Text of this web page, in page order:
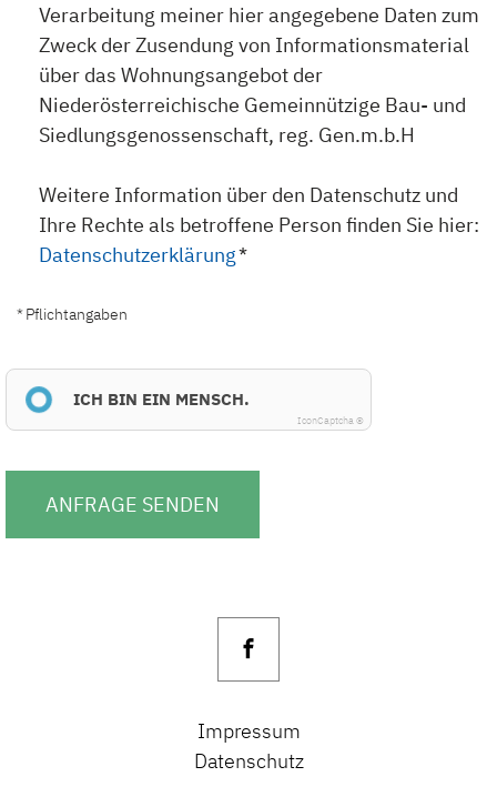
Verarbeitung meiner hier angegebene Daten zum
Zweck der Zusendung von Informationsmaterial
über das Wohnungsangebot der
Niederösterreichische Gemeinnützige Bau- und
Siedlungsgenossenschaft, reg. Gen.m.b.H
Weitere Information über den Datenschutz und
Ihre Rechte als betroffene Person finden Sie hier:
Datenschutzerklärung*
* Pflichtangaben
ANFRAGE SENDEN
ICH BIN EIN MENSCH.
IconCaptcha ©
Impressum
Datenschutz